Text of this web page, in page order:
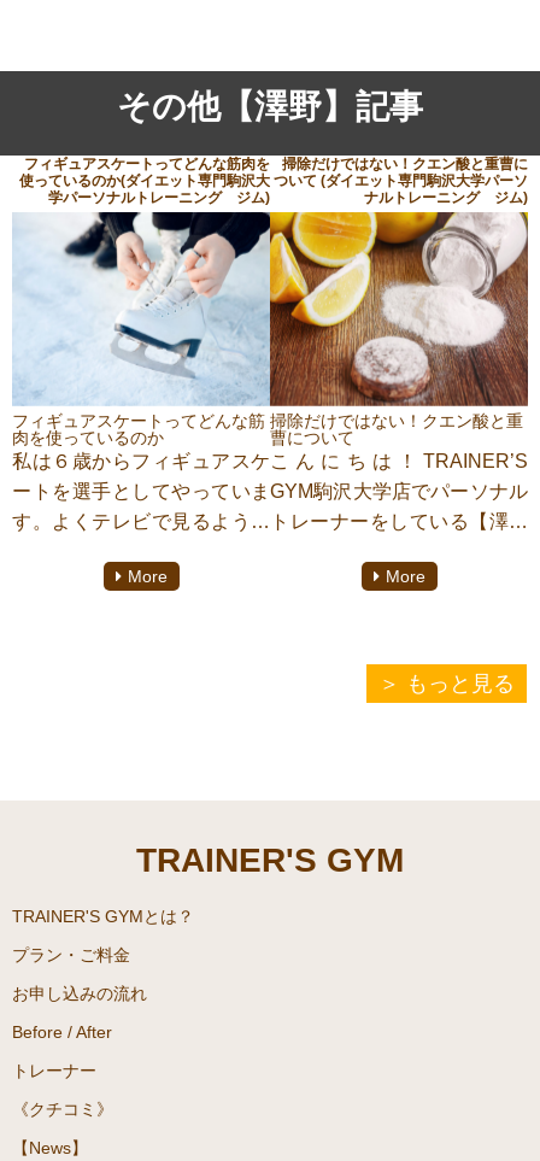
その他【澤野】記事
フィギュアスケートってどんな筋肉を
使っているのか(ダイエット専門駒沢大
学パーソナルトレーニング ジム)
フィギュアスケートってどんな筋
肉を使っているのか
私は６歳からフィギュアスケ
ートを選手としてやっていま
す。よくテレビで見るように
一体どんな筋肉を使って、回
ーズジム)駒沢大学』にてパー
ります、澤野うみがご案内致
します。
More
掃除だけではない！クエン酸と重曹に
ついて (ダイエット専門駒沢大学パーソ
ナルトレーニング ジム)
掃除だけではない！クエン酸と重
曹について
こんにちは！TRAINER’S
GYM駒沢大学店でパーソナル
トレーナーをしている【澤野
本日、ご紹介するのは「ク
クエン酸は疲れが取れると
言われていますが、どのタイ
混ぜて飲み物にすることもあ
More
もっと見る
TRAINER'S GYM
TRAINER'S GYMとは？
プラン・ご料金
お申し込みの流れ
Before / After
トレーナー
《クチコミ》
【News】